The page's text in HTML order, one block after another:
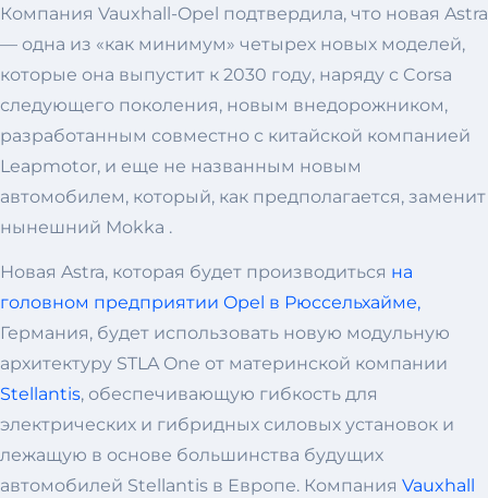
Компания Vauxhall-Opel подтвердила, что новая Astra
— одна из «как минимум» четырех новых моделей,
которые она выпустит к 2030 году, наряду с Corsa
следующего поколения, новым внедорожником,
разработанным совместно с китайской компанией
Leapmotor, и еще не названным новым
автомобилем, который, как предполагается, заменит
нынешний Mokka .
Новая Astra, которая будет производиться на
головном предприятии Opel в Рюссельхайме,
Германия, будет использовать новую модульную
архитектуру STLA One от материнской компании
Stellantis, обеспечивающую гибкость для
электрических и гибридных силовых установок и
лежащую в основе большинства будущих
автомобилей Stellantis в Европе. Компания Vauxhall